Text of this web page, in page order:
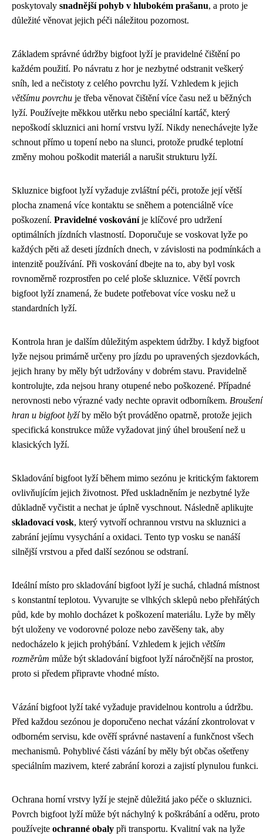
poskytovaly snadnější pohyb v hlubokém prašanu, a proto je
důležité věnovat jejich péči náležitou pozornost.
Základem správné údržby bigfoot lyží je pravidelné čištění po
každém použití. Po návratu z hor je nezbytné odstranit veškerý
sníh, led a nečistoty z celého povrchu lyží. Vzhledem k jejich
většímu povrchu je třeba věnovat čištění více času než u běžných
lyží. Používejte měkkou utěrku nebo speciální kartáč, který
nepoškodí skluznici ani horní vrstvu lyží. Nikdy nenechávejte lyže
schnout přímo u topení nebo na slunci, protože prudké teplotní
změny mohou poškodit materiál a narušit strukturu lyží.
Skluznice bigfoot lyží vyžaduje zvláštní péči, protože její větší
plocha znamená více kontaktu se sněhem a potenciálně více
poškození. Pravidelné voskováníje klíčové pro udržení
optimálních jízdních vlastností. Doporučuje se voskovat lyže po
každých pěti až deseti jízdních dnech, v závislosti na podmínkách a
intenzitě používání. Při voskování dbejte na to, aby byl vosk
rovnoměrně rozprostřen po celé ploše skluznice. Větší povrch
bigfoot lyží znamená, že budete potřebovat více vosku než u
standardních lyží.
Kontrola hran je dalším důležitým aspektem údržby. I když bigfoot
lyže nejsou primárně určeny pro jízdu po upravených sjezdovkách,
jejich hrany by měly být udržovány v dobrém stavu. Pravidelně
kontrolujte, zda nejsou hrany otupené nebo poškozené. Případné
nerovnosti nebo výrazné vady nechte opravit odborníkem. Broušení
hran u bigfoot lyžíby mělo být prováděno opatrně, protože jejich
specifická konstrukce může vyžadovat jiný úhel broušení než u
klasických lyží.
Skladování bigfoot lyží během mimo sezónu je kritickým faktorem
ovlivňujícím jejich životnost. Před uskladněním je nezbytné lyže
důkladně vyčistit a nechat je úplně vyschnout. Následně aplikujte
skladovací vosk, který vytvoří ochrannou vrstvu na skluznici a
zabrání jejímu vysychání a oxidaci. Tento typ vosku se nanáší
silnější vrstvou a před další sezónou se odstraní.
Ideální místo pro skladování bigfoot lyží je suchá, chladná místnost
s konstantní teplotou. Vyvarujte se vlhkých sklepů nebo přehřátých
půd, kde by mohlo docházet k poškození materiálu. Lyže by měly
být uloženy ve vodorovné poloze nebo zavěšeny tak, aby
nedocházelo k jejich prohýbání. Vzhledem k jejich větším
rozměrům může být skladování bigfoot lyží náročnější na prostor,
proto si předem připravte vhodné místo.
Vázání bigfoot lyží také vyžaduje pravidelnou kontrolu a údržbu.
Před každou sezónou je doporučeno nechat vázání zkontrolovat v
odborném servisu, kde ověří správné nastavení a funkčnost všech
mechanismů. Pohyblivé části vázání by měly být občas ošetřeny
speciálním mazivem, které zabrání korozi a zajistí plynulou funkci.
Ochrana horní vrstvy lyží je stejně důležitá jako péče o skluznici.
Povrch bigfoot lyží může být náchylný k poškrábání a oděru, proto
používejte ochranné obaly při transportu. Kvalitní vak na lyže